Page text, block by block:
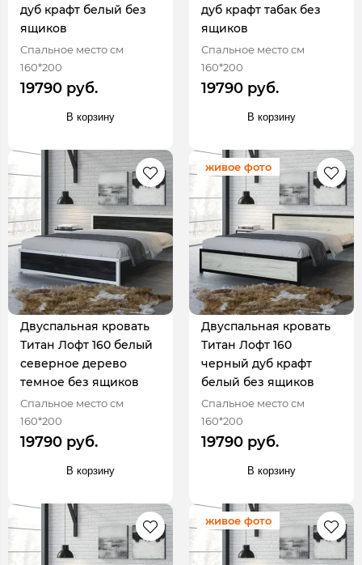
дуб крафт белый без
ящиков
Спальное место см
160*200
19790 руб.
В корзину
дуб крафт табак без
ящиков
Спальное место см
160*200
19790 руб.
В корзину
Двуспальная кровать
Титан Лофт 160 белый
северное дерево
темное без ящиков
Спальное место см
160*200
19790 руб.
В корзину
живое фото
Двуспальная кровать
Титан Лофт 160
черный дуб крафт
белый без ящиков
Спальное место см
160*200
19790 руб.
В корзину
живое фото